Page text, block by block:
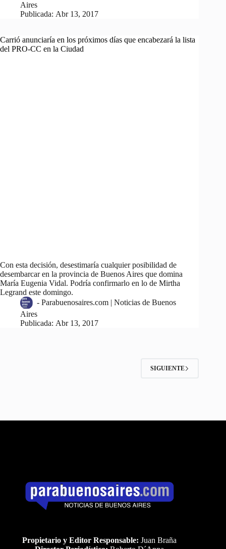
Aires
Publicada: Abr 13, 2017
Carrió anunciaría en los próximos días que encabezará la lista
del PRO-CC en la Ciudad
Con esta decisión, desestimaría cualquier posibilidad de
desembarcar en la provincia de Buenos Aires que domina
María Eugenia Vidal. Podría confirmarlo en lo de Mirtha
Legrand este domingo.
- Parabuenosaires.com | Noticias de Buenos
Aires
Publicada: Abr 13, 2017
SIGUIENTE
Propietario y Editor Responsable: Juan Braña